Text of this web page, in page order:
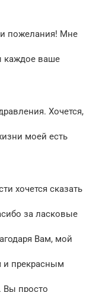
пожелания! Мне
каждое ваше
Хочется,
моей есть
хочется сказать
за ласковые
Вам, мой
и прекрасным
Вы просто